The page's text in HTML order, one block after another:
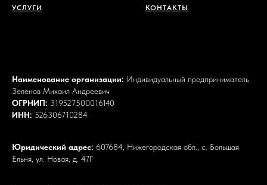
УСЛУГИ КОНТАКТЫ
Наименование организации: Индивидуальный предприниматель
Зеленов Михаил Андреевич
ОГРНИП: 319527500016140
ИНН: 526306710284
Юридический адрес: 607684, Нижегородская обл., с. Большая
Ельня, ул. Новая, д. 47Г